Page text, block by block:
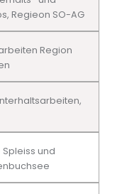
Regieon SO-AG
Region
Spleiss und